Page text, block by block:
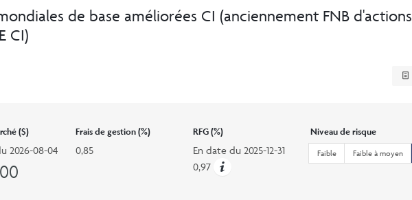
de base améliorées CI (anciennement FNB d'actions
CI)
($)
2026-08-04
Frais de gestion (%)
0,85
RFG (%)
En date du 2025-12-31
0,97
Niveau de risque
Faible Faible à moyen